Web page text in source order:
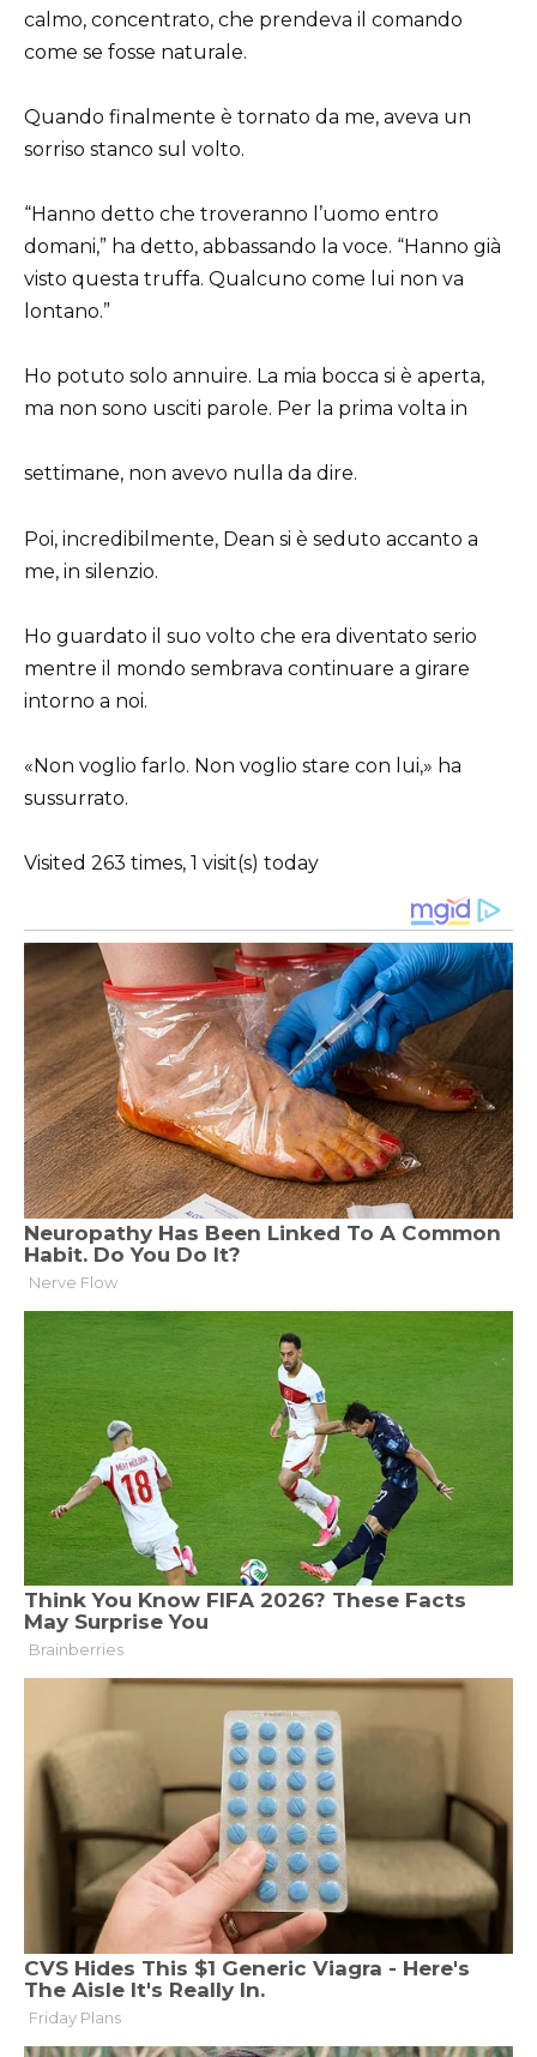
calmo, concentrato, che prendeva il comando
come se fosse naturale.
Quando finalmente è tornato da me, aveva un
sorriso stanco sul volto.
“Hanno detto che troveranno l’uomo entro
domani,” ha detto, abbassando la voce. “Hanno già
visto questa truffa. Qualcuno come lui non va
lontano.”
Ho potuto solo annuire. La mia bocca si è aperta,
ma non sono usciti parole. Per la prima volta in
settimane, non avevo nulla da dire.
Poi, incredibilmente, Dean si è seduto accanto a
me, in silenzio.
Ho guardato il suo volto che era diventato serio
mentre il mondo sembrava continuare a girare
intorno a noi.
«Non voglio farlo. Non voglio stare con lui,» ha
sussurrato.
Visited 263 times, 1 visit(s) today